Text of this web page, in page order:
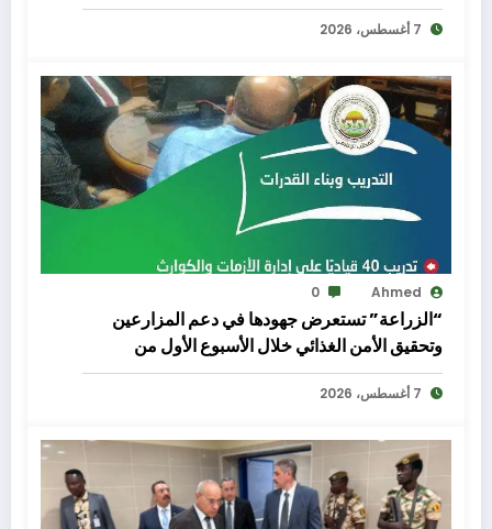
7 أغسطس، 2026
Ahmed
0
“الزراعة” تستعرض جهودها في دعم المزارعين
وتحقيق الأمن الغذائي خلال الأسبوع الأول من
أغسطس الجاري
7 أغسطس، 2026